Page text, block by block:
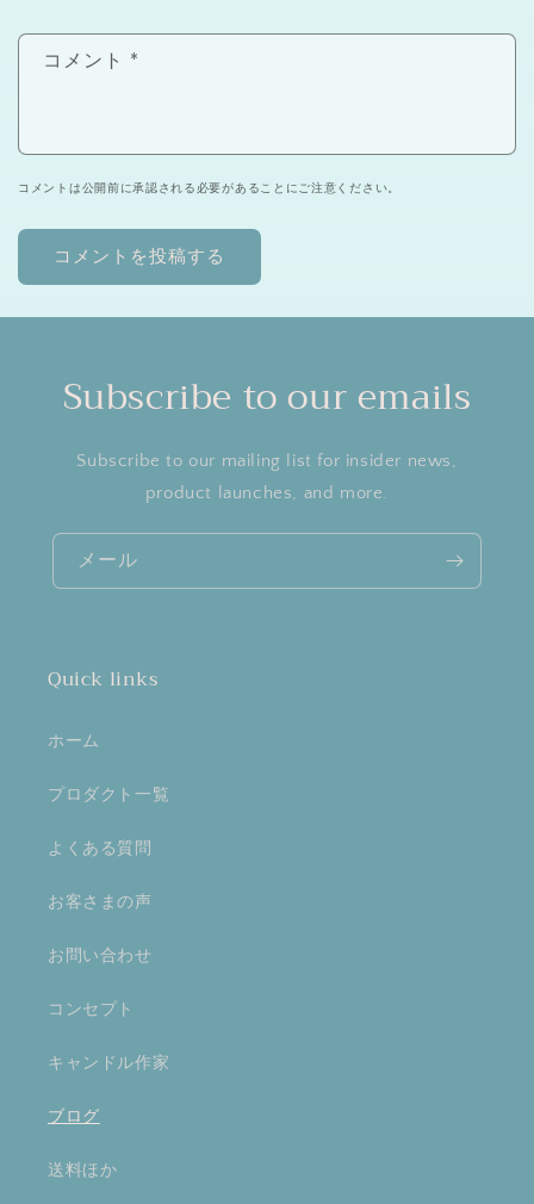
コメント *
コメントは公開前に承認される必要があることにご注意ください。
Subscribe to our emails
Subscribe to our mailing list for insider news,
product launches, and more.
メール
Quick links
ホーム
プロダクト一覧
よくある質問
お客さまの声
お問い合わせ
コンセプト
キャンドル作家
ブログ
送料ほか